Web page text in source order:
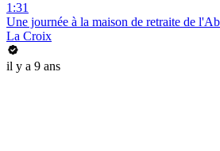
1:31
Une journée à la maison de retraite de
La Croix
il y a 9 ans